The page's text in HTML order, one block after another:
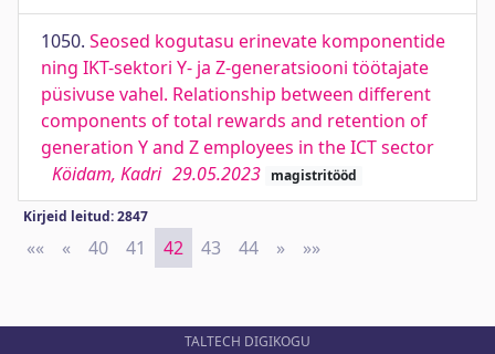
1050. Seosed kogutasu erinevate komponentide
ning IKT-sektori Y- ja Z-generatsiooni töötajate
püsivuse vahel. Relationship between different
components of total rewards and retention of
generation Y and Z employees in the ICT sector
Köidam, Kadri 29.05.2023 magistritööd
Kirjeid leitud: 2847
«« First
« Previous
40 41 42 43 44 » Next
»»
TALTECH DIGIKOGU